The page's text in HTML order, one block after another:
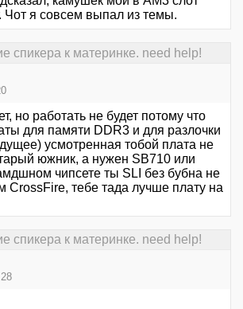
Чот я совсем выпал из темы.
спикера к материнке. need help!
но работать не будет потому что
для памяти DDR3 и для разлочки
усмотренная тобой плата не
южник, а нужен SB710 или
чипсете ты SLI без бубна не
CrossFire, тебе тада лучше плату на
спикера к материнке. need help!